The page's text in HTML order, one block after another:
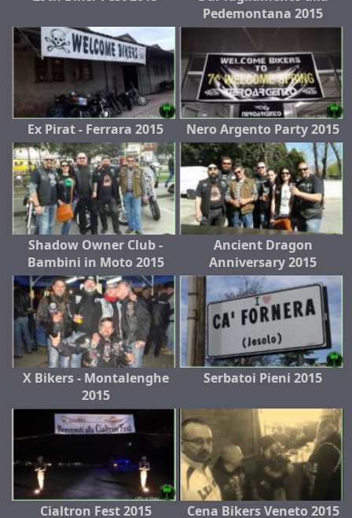
Pedemontana 2015
Ex Pirat - Ferrara 2015 Nero Argento Party 2015
Shadow Owner Club -
Bambini in Moto 2015
Ancient Dragon
Anniversary 2015
X Bikers - Montalenghe
2015
Serbatoi Pieni 2015
Cialtron Fest 2015 Cena Bikers Veneto 2015